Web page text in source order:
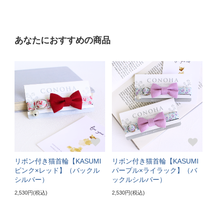
普通サイズ
サイズの目安（3～5kgの成猫）
《特注》Lサイズ
ぴったり測った首まわり（22～24cm）
首輪サイズ（+5cm特注）
サイズの目安（5～6kgの大きめな成猫）
あなたにおすすめの商品
リボン付き猫首輪【KASUMI
ピンク×レッド】（バックル
シルバー）
2,530円(税込)
リボン付き猫首輪【KASUMI
パープル×ライラック】（バ
ックルシルバー）
2,530円(税込)